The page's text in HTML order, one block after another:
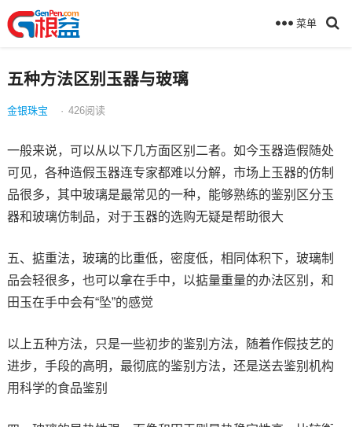
菜单
五种方法区别玉器与玻璃
金银珠宝 · 426阅读
一般来说，可以从以下几方面区别二者。如今玉器造假随处
可见，各种造假玉器连专家都难以分解，市场上玉器的仿制
品很多，其中玻璃是最常见的一种，能够熟练的鉴别区分玉
器和玻璃仿制品，对于玉器的选购无疑是帮助很大
五、掂重法，玻璃的比重低，密度低，相同体积下，玻璃制
品会轻很多，也可以拿在手中，以掂量重量的办法区别，和
田玉在手中会有“坠”的感觉
以上五种方法，只是一些初步的鉴别方法，随着作假技艺的
进步，手段的高明，最彻底的鉴别方法，还是送去鉴别机构
用科学的食品鉴别